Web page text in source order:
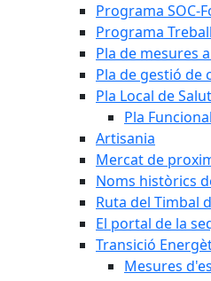
Programa SOC-
Programa
Pla de mesures
Pla de gestió de
Pla Local de
Pla
Artisania
Mercat de
Noms històrics
Ruta del Timbal
El portal de la
Transició
Mesures